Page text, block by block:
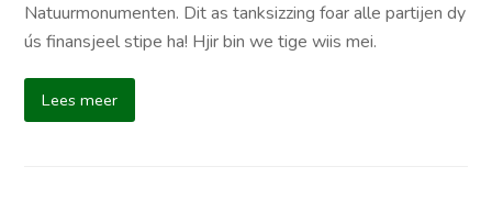
Natuurmonumenten. Dit as tanksizzing foar alle partijen dy
ús finansjeel stipe ha! Hjir bin we tige wiis mei.
Lees meer